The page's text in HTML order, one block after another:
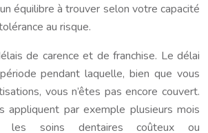
équilibre à trouver selon votre capacité
au risque.
de carence et de franchise. Le délai
pendant laquelle, bien que vous
vous n’êtes pas encore couvert.
appliquent par exemple plusieurs mois
les soins dentaires coûteux ou